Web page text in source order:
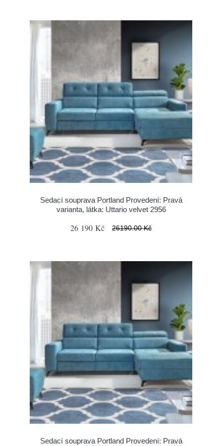
Sedací souprava Portland Provedení: Pravá
varianta, látka: Uttario velvet 2956
26 190 Kč 26190.00 Kč
Sedací souprava Portland Provedení: Pravá